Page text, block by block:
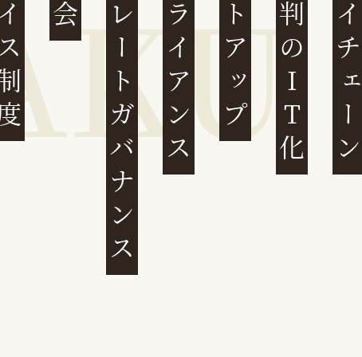
コーポレートガバナンス